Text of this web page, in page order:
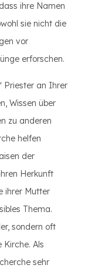
ihre Namen
sie nicht die
vor
erforschen.
Priester an Ihrer
Wissen über
zu anderen
helfen
der
Herkunft
ihrer Mutter
Thema.
sondern oft
Als
sehr